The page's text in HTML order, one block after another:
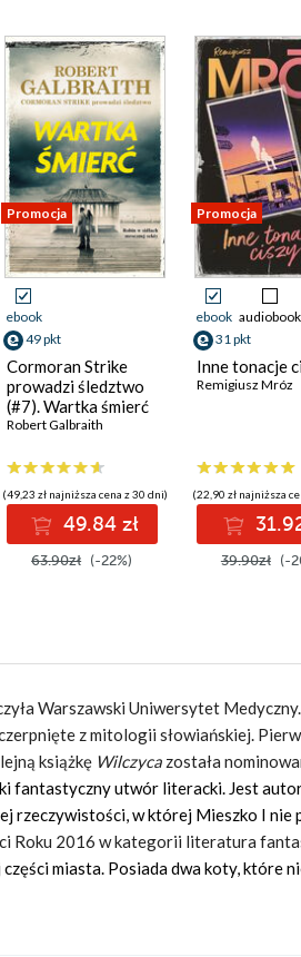
Promocja
ebook
49 pkt
Cormoran Strike
prowadzi śledztwo
(#7). Wartka śmierć
Robert Galbraith
(49,23 zł najniższa cena z 30 dni)
49.84 zł
63.90zł (-22%)
Promocja
ebook audiobook
31 pkt
Inne tonacje
Remigiusz Mróz
(22,90 zł najniższa
39.90zł (-
Warszawski Uniwersytet
z mitologii słowiańskiej.
książkę Wilczyca została
fantastyczny utwór literacki. Jest
rzeczywistości, w której Mieszko I nie
Roku 2016 w kategorii literatura
miasta. Posiada dwa koty, które